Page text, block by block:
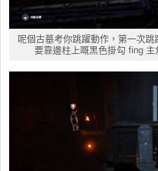
呢個古墓考你跳躍動作，第一次
要靠邊柱上嘅黑色掛勾 fing 主